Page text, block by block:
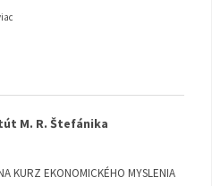
M. R. Štefánika
KURZ EKONOMICKÉHO MYSLENIA